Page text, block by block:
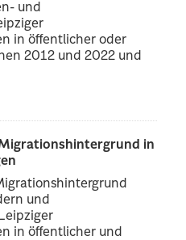
und
in öffentlicher oder
2012 und 2022 und
in
und
in öffentlicher und